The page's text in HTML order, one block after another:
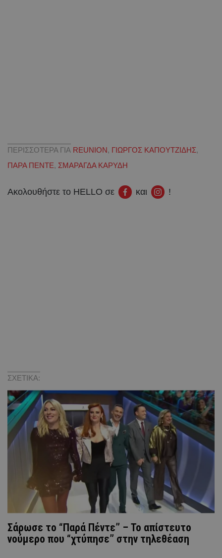
ΠΕΡΙΣΣΟΤΕΡΑ ΓΙΑ REUNION, ΓΙΩΡΓΟΣ ΚΑΠΟΥΤΖΙΔΗΣ,
ΠΑΡΑ ΠΕΝΤΕ, ΣΜΑΡΑΓΔΑ ΚΑΡΥΔΗ
Ακολουθήστε το HELLO σε και !
ΣΧΕΤΙΚΑ:
Σάρωσε το “Παρά Πέντε” – Το απίστευτο
νούμερο που “χτύπησε” στην τηλεθέαση